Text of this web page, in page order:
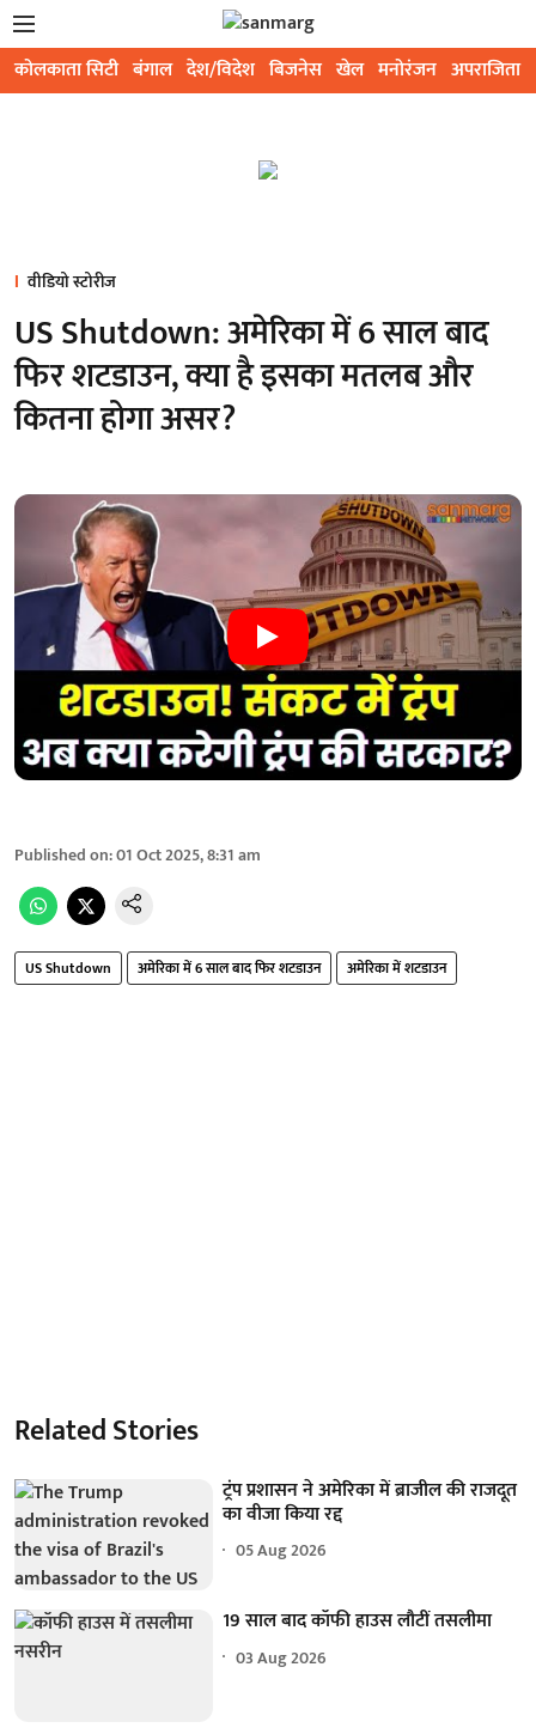
कोलकाता सिटी बंगाल देश/विदेश बिजनेस खेल मनोरंजन अपराजिता
वीडियो स्टोरीज
US Shutdown: अमेरिका में 6 साल बाद
फिर शटडाउन, क्या है इसका मतलब और
कितना होगा असर?
Published on:01 Oct 2025, 8:31 am
US Shutdown अमेरिका में 6 साल बाद फिर शटडाउन अमेरिका में शटडाउन
Related Stories
ट्रंप प्रशासन ने अमेरिका में ब्राजील की राजदूत
का वीजा किया रद्द
05 Aug 2026
19 साल बाद कॉफी हाउस लौटीं तसलीमा
03 Aug 2026